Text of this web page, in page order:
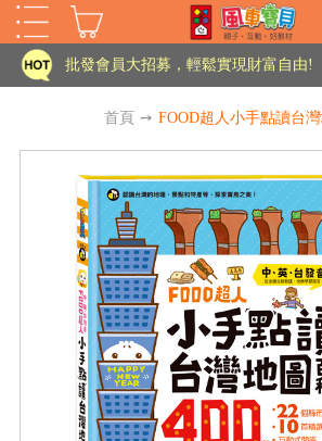
HOT
批發會員大招募，輕鬆實現財富自由!
老師您好!!幼教會員火熱招募中~
海外購物免煩惱！點我查看『海外購
批發會員大招募，輕鬆實現財富自由!
老師您好!!幼教會員火熱招募中~
海外購物免煩惱！點我查看『海外購
首頁 ➙ FOOD超人小手點讀台